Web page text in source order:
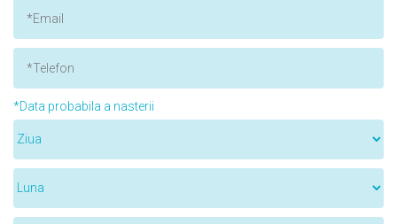
*Data probabila a nasterii